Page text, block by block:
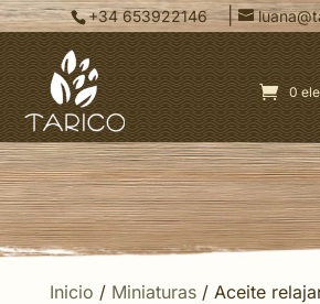
+34 653922146 |
0
Inicio / Miniaturas/ Aceite